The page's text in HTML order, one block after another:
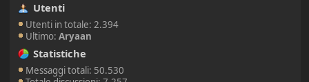
Utenti
Utenti in totale: 2.394
Ultimo:Aryaan
Statistiche
Messaggi totali: 50.530